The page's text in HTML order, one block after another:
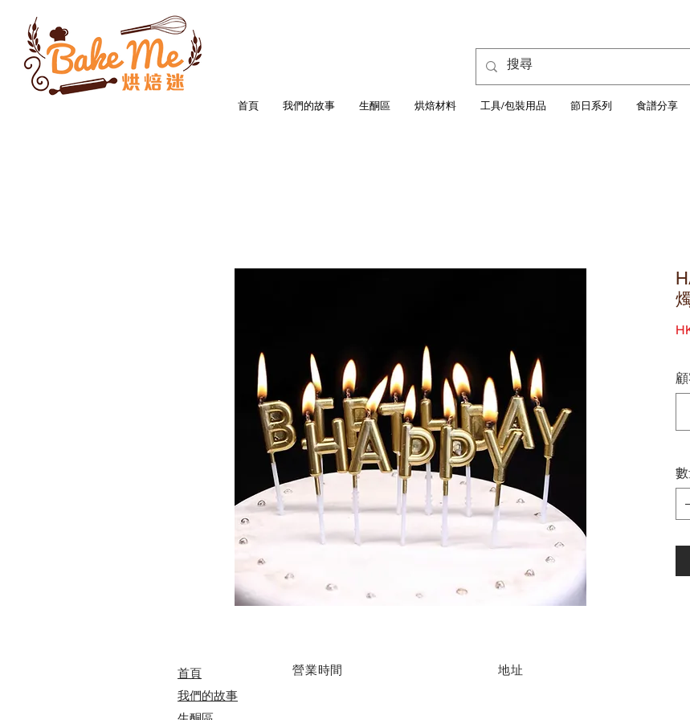
首頁 我們的故事 生酮區 烘焙材料 工具/包裝用品 節日系列 食譜分享
首頁
我們的故事
​營業時間 地址